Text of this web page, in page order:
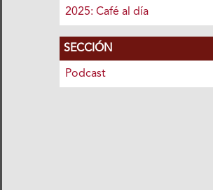
2025: Café al día
SECCIÓN
Podcast